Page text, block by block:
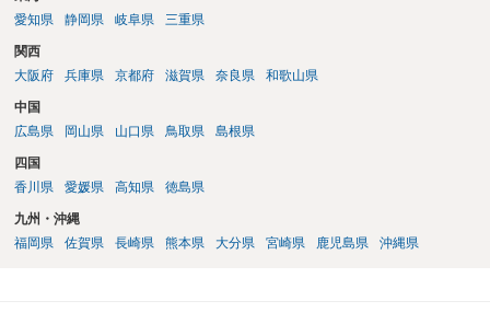
愛知県
静岡県 岐阜県 三重県
関西
大阪府
兵庫県 京都府 滋賀県 奈良県 和歌山県
中国
広島県
岡山県 山口県 鳥取県 島根県
四国
香川県
愛媛県 高知県 徳島県
九州・沖縄
福岡県
佐賀県 長崎県 熊本県 大分県 宮崎県 鹿児島県 沖縄県